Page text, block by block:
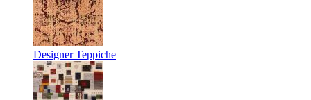
Designer Teppiche